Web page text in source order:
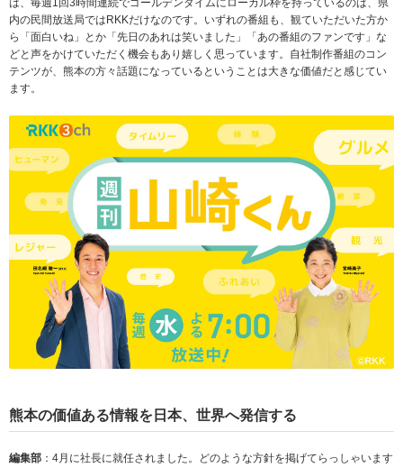
内の民間放送局ではRKKだけなのです。いずれの番組も、観ていただいた方か
ら「面白いね」とか「先日のあれは笑いました」「あの番組のファンです」な
どと声をかけていただく機会もあり嬉しく思っています。自社制作番組のコン
テンツが、熊本の方々話題になっているということは大きな価値だと感じてい
ます。
熊本の価値ある情報を日本、世界へ発信する
編集部 ：4月に社長に就任されました。どのような方針を掲げてらっしゃいます